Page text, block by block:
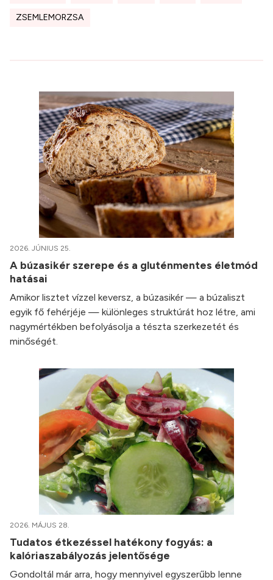
ZSEMLEMORZSA
2026. JÚNIUS 25.
A búzasikér szerepe és a gluténmentes életmód
hatásai
Amikor lisztet vízzel keversz, a búzasikér — a búzaliszt
egyik fő fehérjéje — különleges struktúrát hoz létre, ami
nagymértékben befolyásolja a tészta szerkezetét és
minőségét.
2026. MÁJUS 28.
Tudatos étkezéssel hatékony fogyás: a
kalóriaszabályozás jelentősége
Gondoltál már arra, hogy mennyivel egyszerűbb lenne